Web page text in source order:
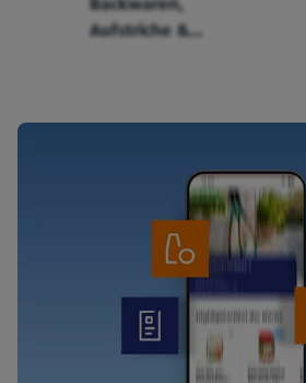
Aufstriche &